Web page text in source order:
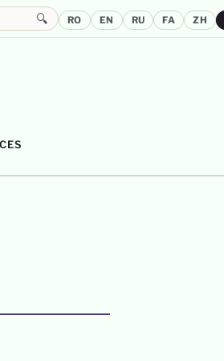
🔍 RO EN RU FA ZH